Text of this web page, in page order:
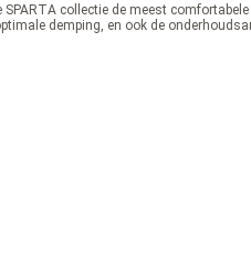
collectie de meest
demping, en ook de